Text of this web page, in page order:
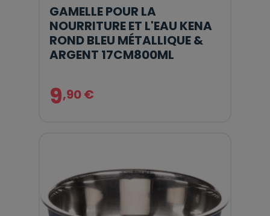
GAMELLE POUR LA
NOURRITURE ET L'EAU KENA
ROND BLEU MÉTALLIQUE &
ARGENT 17CM800ML
9,90 €